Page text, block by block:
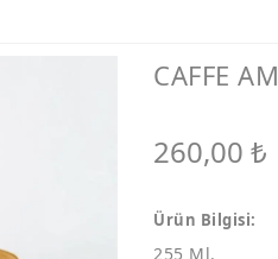
CAFFE
260,00 ₺
Ürün Bilgisi:
255 Ml.